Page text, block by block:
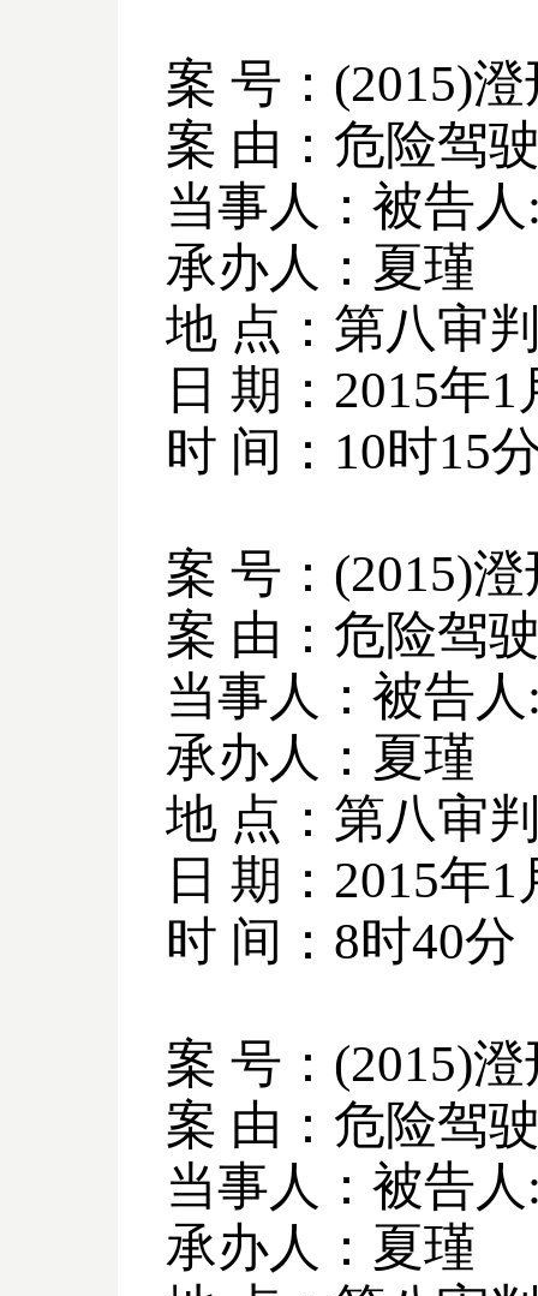
案 号： (2015)澄
案 由：危险驾
当事人：被告人
承办人：夏瑾
地 点：第八审
日 期： 2015年1
时 间： 10时15
案 号： (2015)澄
案 由：危险驾
当事人：被告人
承办人：夏瑾
地 点：第八审
日 期： 2015年1
时 间： 8时40分
案 号： (2015)澄
案 由：危险驾
当事人：被告人
承办人：夏瑾